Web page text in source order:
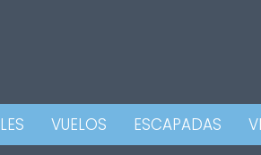
VUELOS ESCAPADAS